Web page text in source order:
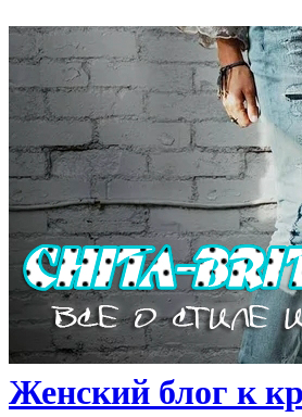
Женский блог к